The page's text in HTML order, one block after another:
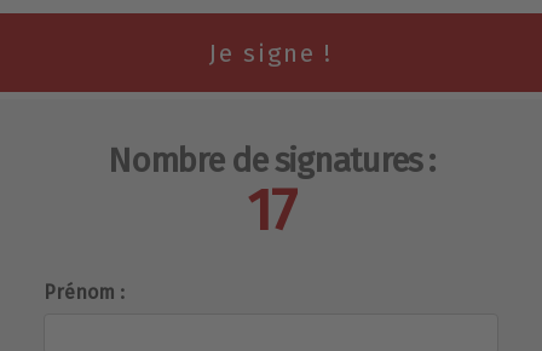
Nombre de signatures :
17
Prénom :